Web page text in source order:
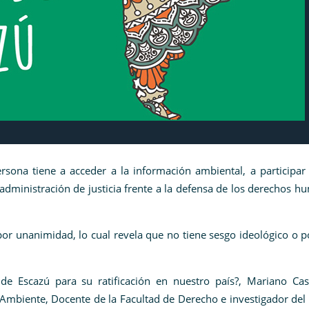
tiene a acceder a la información ambiental, a
de justicia frente a la defensa de los derechos
unanimidad, lo cual revela que no tiene sesgo ideológico o
Escazú para su ratificación en nuestro país?, Mariano
Docente de la Facultad de Derecho e investigador del